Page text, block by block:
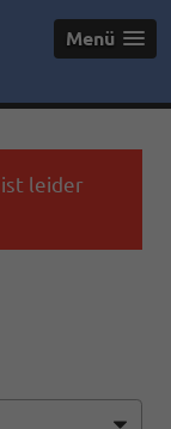
Menü
leider